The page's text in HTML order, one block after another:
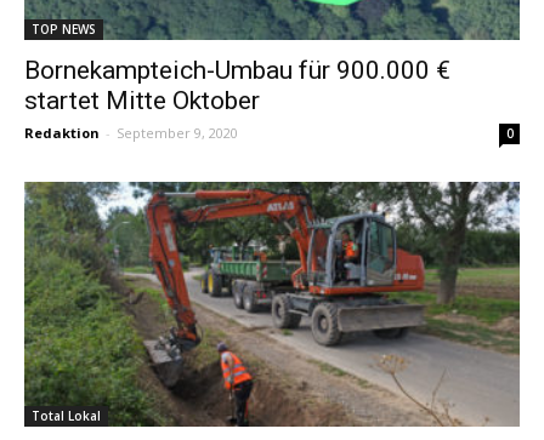
TOP NEWS
Bornekampteich-Umbau für 900.000 €
startet Mitte Oktober
Redaktion - September 9, 2020 0
Total Lokal